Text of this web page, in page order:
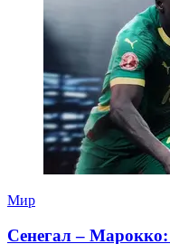
Мир
Сенегал –